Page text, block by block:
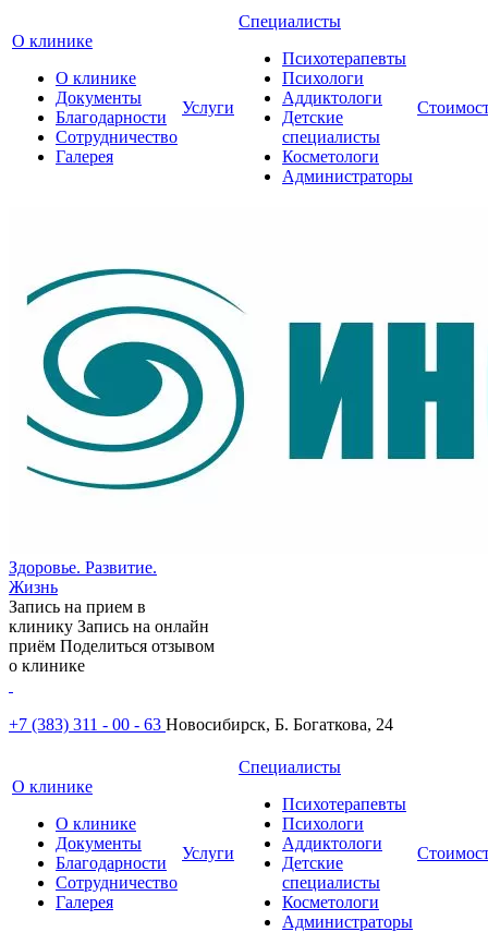
О клинике
О клинике
Документы
Благодарности
Сотрудничество
Галерея
Услуги
Специалисты
Психотерапевты
Психологи
Аддиктологи
Детские
специалисты
Косметологи
Администраторы
Здоровье. Развитие.
Жизнь
Запись на прием в
клинику Запись на онлайн
приём Поделиться отзывом
о клинике
+7 (383) 311 - 00 - 63 Новосибирск, Б. Богаткова, 24
О клинике
О клинике
Документы
Благодарности
Сотрудничество
Галерея
Услуги
Специалисты
Психотерапевты
Психологи
Аддиктологи
Детские
специалисты
Косметологи
Администраторы